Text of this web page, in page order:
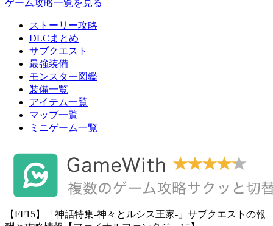
ゲーム攻略一覧を見る
ストーリー攻略
DLCまとめ
サブクエスト
最強装備
モンスター図鑑
装備一覧
アイテム一覧
マップ一覧
ミニゲーム一覧
【FF15】「神話特集-神々とルシス王家-」サブクエストの報